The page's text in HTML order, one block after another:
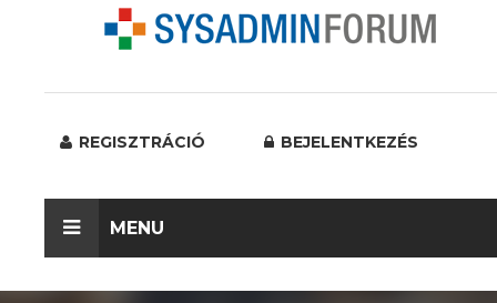
REGISZTRÁCIÓ BEJELENTKEZÉS
MENU